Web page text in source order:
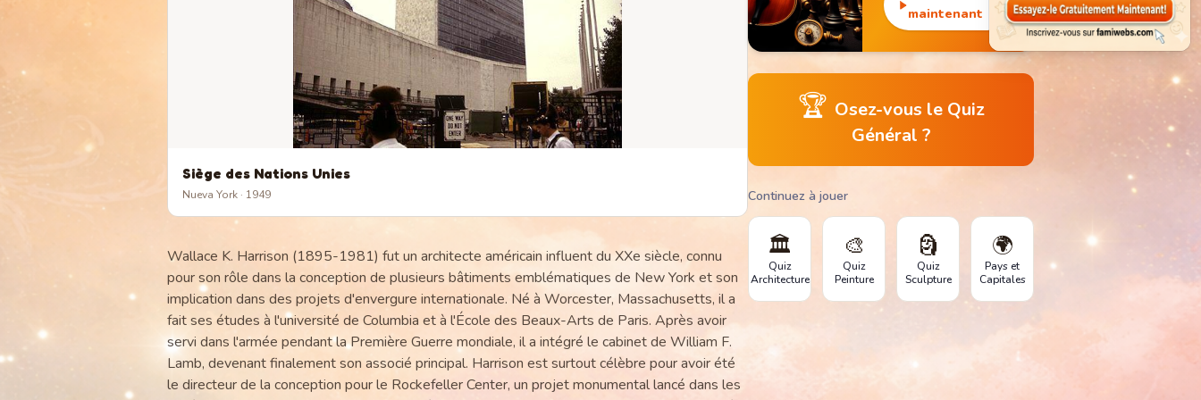
Siège des Nations Unies
Nueva York· 1949
Wallace K. Harrison (1895-1981) fut un architecte américain influent du XXe siècle, connu
pour son rôle dans la conception de plusieurs bâtiments emblématiques de New York et son
implication dans des projets d'envergure internationale. Né à Worcester, Massachusetts, il a
fait ses études à l'université de Columbia et à l'École des Beaux-Arts de Paris. Après avoir
servi dans l'armée pendant la Première Guerre mondiale, il a intégré le cabinet de William F.
Lamb, devenant finalement son associé principal. Harrison est surtout célèbre pour avoir été
le directeur de la conception pour le Rockefeller Center, un projet monumental lancé dans les
monuments
emblématiques.
maintenant
🏆 Osez-vous le Quiz
Général ?
Continuez à jouer
🏛️
Quiz
Architecture
🎨
Quiz
Peinture
🗿
Quiz
Sculpture
🌍
Pays et
Capitales